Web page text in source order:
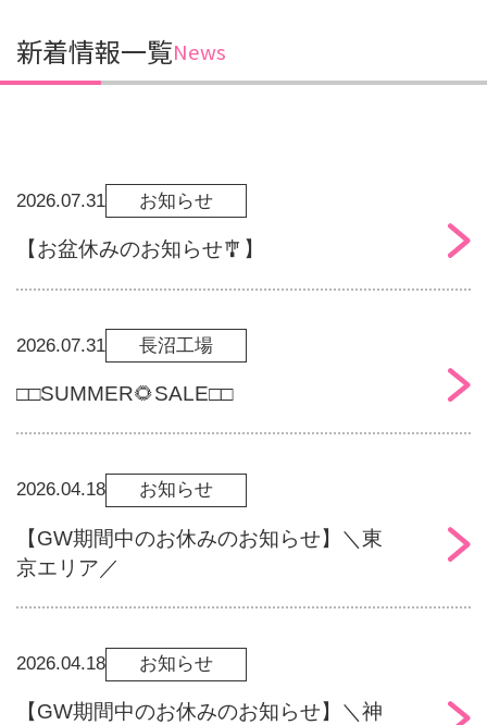
新着情報一覧News
2026.07.31 お知らせ
【お盆休みのお知らせ🎐】
2026.07.31 長沼工場
□□SUMMER🌻SALE□□
2026.04.18 お知らせ
【GW期間中のお休みのお知らせ】＼東
京エリア／
2026.04.18 お知らせ
【GW期間中のお休みのお知らせ】＼神